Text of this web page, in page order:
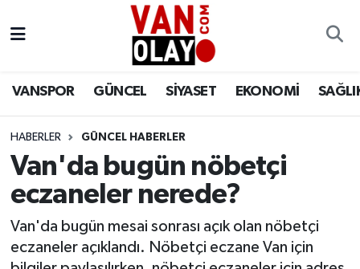
VANSPOR GÜNCEL SİYASET EKONOMİ
HABERLER GÜNCEL HABERLER
Van'da bugün nöbetçi
eczaneler nerede?
Van'da bugün mesai sonrası açık olan nöbetçi
eczaneler açıklandı. Nöbetçi eczane Van için
Siyaset
Ekonomi
Sağlık
Eğitim
Van Nöbetçi Eczaneler
Van Namaz Vakitleri
Van Trafik Yoğunluk Haritası
Süper Lig Puan Durumu ve Fikstür
Tüm Manşetler